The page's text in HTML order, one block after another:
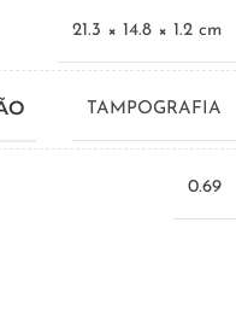
21.3 × 14.8 × 1.2 cm
TAMPOGRAFIA
0.69